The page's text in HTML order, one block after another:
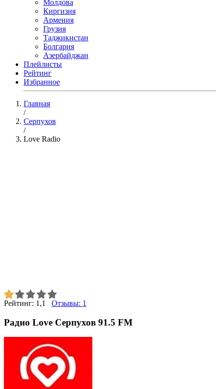
Молдова
Киргизия
Армения
Грузия
Таджикистан
Болгария
Азербайджан
Плейлисты
Рейтинг
Избранное
Главная
/
Серпухов
/
Love Radio
Рейтинг: 1,1 Отзывы: 1
Радио Love Серпухов 91.5 FM